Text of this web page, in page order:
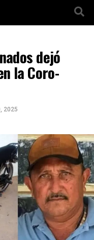
dejó
la Coro-
2025